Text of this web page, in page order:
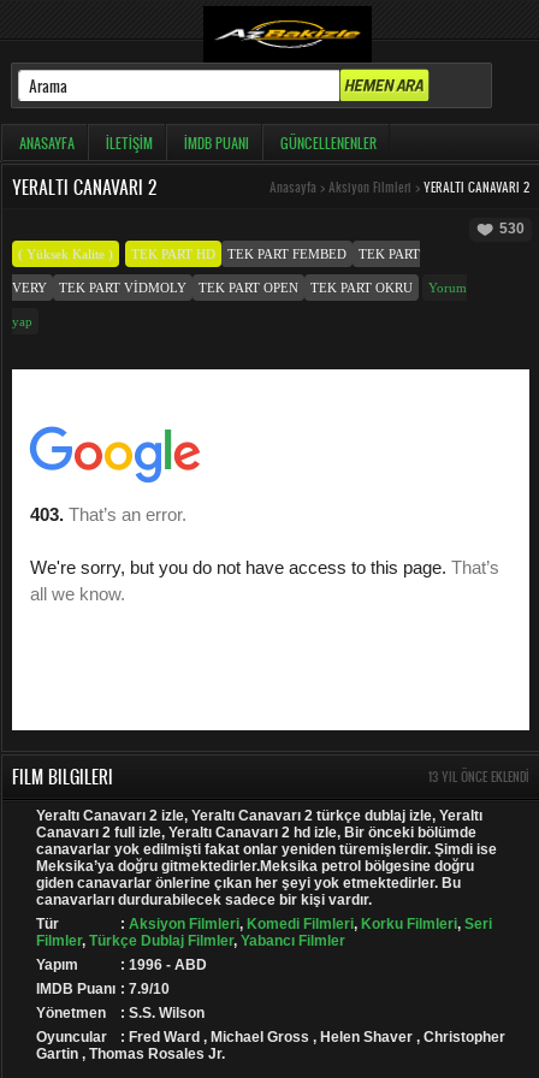
ANASAYFA İLETIŞIM İMDB PUANI GÜNCELLENENLER
YERALTI CANAVARI 2 Anasayfa > Aksiyon Filmleri > YERALTI CANAVARI 2
530
( Yüksek Kalite ) TEK PART HD TEK PART FEMBED TEK PART
VERY TEK PART VIDMOLY TEK PART OPEN TEK PART OKRU Yorum
yap
FILM BILGILERI 13 YIL ÖNCE EKLENDI
Yeraltı Canavarı 2 izle, Yeraltı Canavarı 2 türkçe dublaj izle, Yeraltı
Canavarı 2 full izle, Yeraltı Canavarı 2 hd izle, Bir önceki bölümde
canavarlar yok edilmişti fakat onlar yeniden türemişlerdir. Şimdi ise
Meksika’ya doğru gitmektedirler.Meksika petrol bölgesine doğru
giden canavarlar önlerine çıkan her şeyi yok etmektedirler. Bu
canavarları durdurabilecek sadece bir kişi vardır.
Tür
: Aksiyon Filmleri, Komedi Filmleri, Korku Filmleri, Seri
Filmler, Türkçe Dublaj Filmler, Yabancı Filmler
Yapım
: 1996 - ABD
IMDB Puanı : 7.9/10
Yönetmen
: S.S. Wilson
Oyuncular
: Fred Ward , Michael Gross , Helen Shaver , Christopher
Gartin , Thomas Rosales Jr.